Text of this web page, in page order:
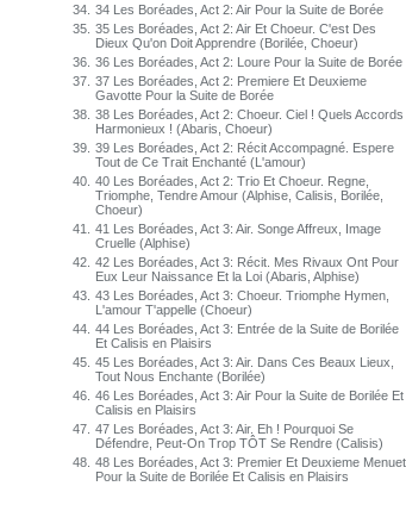
34. 34 Les Boréades, Act 2: Air Pour la Suite de Borée
35. 35 Les Boréades, Act 2: Air Et Choeur. C'est Des
Dieux Qu'on Doit Apprendre (Borilée, Choeur)
36. 36 Les Boréades, Act 2: Loure Pour la Suite de Borée
37. 37 Les Boréades, Act 2: Premiere Et Deuxieme
Gavotte Pour la Suite de Borée
38. 38 Les Boréades, Act 2: Choeur. Ciel ! Quels Accords
Harmonieux ! (Abaris, Choeur)
39. 39 Les Boréades, Act 2: Récit Accompagné. Espere
Tout de Ce Trait Enchanté (L'amour)
40. 40 Les Boréades, Act 2: Trio Et Choeur. Regne,
Triomphe, Tendre Amour (Alphise, Calisis, Borilée,
Choeur)
41.
41 Les Boréades, Act 3: Air. Songe Affreux, Image
Cruelle (Alphise)
42. 42 Les Boréades, Act 3: Récit. Mes Rivaux Ont Pour
Eux Leur Naissance Et la Loi (Abaris, Alphise)
43. 43 Les Boréades, Act 3: Choeur. Triomphe Hymen,
L'amour T'appelle (Choeur)
44. 44 Les Boréades, Act 3: Entrée de la Suite de Borilée
Et Calisis en Plaisirs
45. 45 Les Boréades, Act 3: Air. Dans Ces Beaux Lieux,
Tout Nous Enchante (Borilée)
46. 46 Les Boréades, Act 3: Air Pour la Suite de Borilée Et
Calisis en Plaisirs
47. 47 Les Boréades, Act 3: Air. Eh ! Pourquoi Se
Défendre, Peut-On Trop TÔT Se Rendre (Calisis)
48. 48 Les Boréades, Act 3: Premier Et Deuxieme Menuet
Pour la Suite de Borilée Et Calisis en Plaisirs